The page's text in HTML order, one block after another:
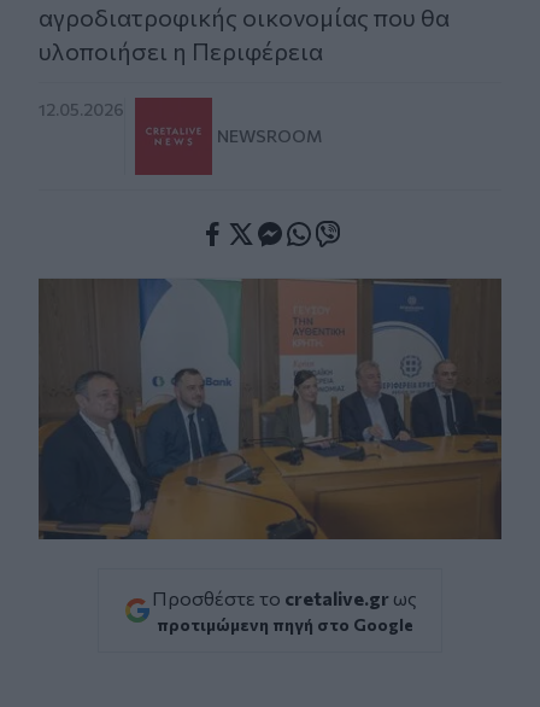
αγροδιατροφικής οικονομίας που θα
υλοποιήσει η Περιφέρεια
12.05.2026
NEWSROOM
Προσθέστε το cretalive.gr ως
προτιμώμενη πηγή στο Google